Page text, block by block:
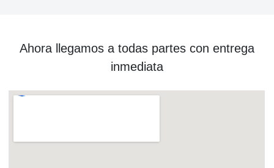
Ahora llegamos a todas partes con entrega
inmediata